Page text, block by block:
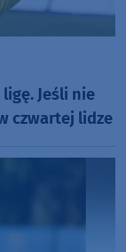
Jeśli nie
czwartej lidze